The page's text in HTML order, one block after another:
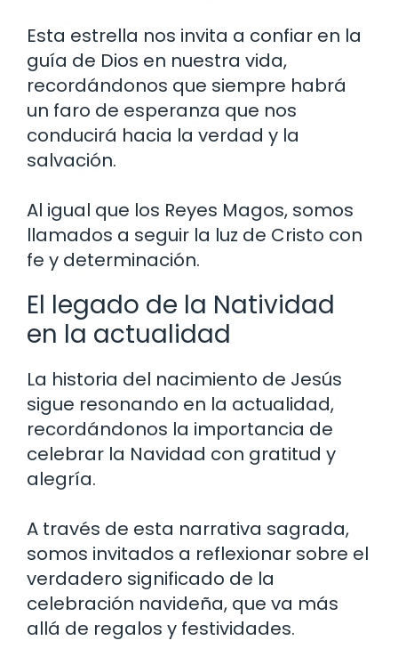
Esta estrella nos invita a confiar en la
guía de Dios en nuestra vida,
recordándonos que siempre habrá
un faro de esperanza que nos
conducirá hacia la verdad y la
salvación.
Al igual que los Reyes Magos, somos
llamados a seguir la luz de Cristo con
fe y determinación.
El legado de la Natividad
en la actualidad
La historia del nacimiento de Jesús
sigue resonando en la actualidad,
recordándonos la importancia de
celebrar la Navidad con gratitud y
alegría.
A través de esta narrativa sagrada,
somos invitados a reflexionar sobre el
verdadero significado de la
celebración navideña, que va más
allá de regalos y festividades.